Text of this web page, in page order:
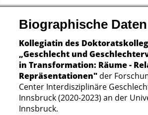
Biographische
Kollegiatin des
„Geschlecht und
in Transformation: Räume -
Repräsentationen" der
Center Interdisziplinäre
Innsbruck (2020-2023) an der
Innsbruck.